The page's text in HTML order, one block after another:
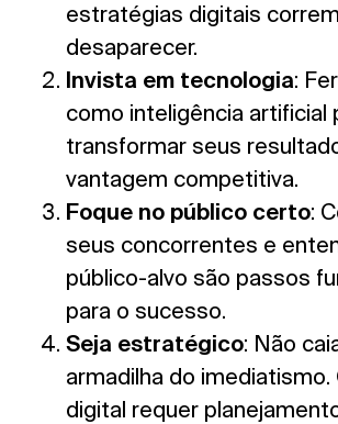
estratégias digitais
desaparecer.
Invista em tecnologia:
como inteligência artificial
transformar seus
vantagem competitiva.
Foque no público certo:
seus concorrentes e
público-alvo são passos
para o sucesso.
Seja estratégico: Não
armadilha do imediatismo.
digital requer